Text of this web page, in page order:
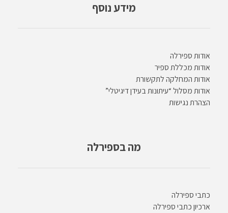
מידע נוסף
אודות ספירלה
אודות מכללת ספיר
אודות המחלקה לתקשורת
אודות מסלול “עיתונות בעידן דיגיטלי”
הצהרת נגישות
מה בספירלה
כתבי ספירלה
ארכיון כתבי ספירלה